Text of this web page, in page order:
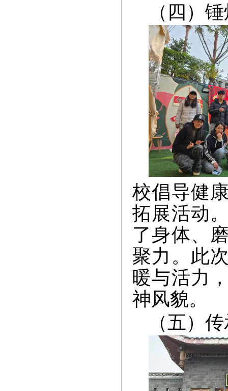
（四）
校倡导健
拓展活动
了身体、
聚力。此
暖与活力
神风貌。
（五）